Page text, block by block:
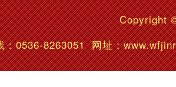
Copyright
：0536-8263051网址：